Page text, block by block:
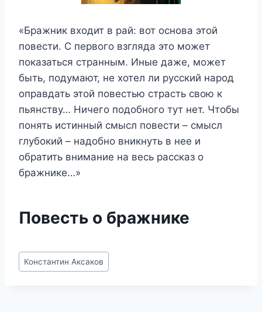
«Бражник входит в рай: вот основа этой
повести. С первого взгляда это может
показаться странным. Иные даже, может
быть, подумают, не хотел ли русский народ
оправдать этой повестью страсть свою к
пьянству… Ничего подобного тут нет. Чтобы
понять истинный смысл повести – смысл
глубокий – надобно вникнуть в нее и
обратить внимание на весь рассказ о
бражнике…»
Повесть о бражнике
Метки
записи:
Константин Аксаков